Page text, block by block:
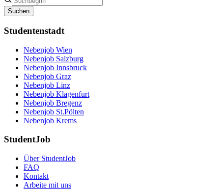
Suchen
Studentenstadt
Nebenjob Wien
Nebenjob Salzburg
Nebenjob Innsbruck
Nebenjob Graz
Nebenjob Linz
Nebenjob Klagenfurt
Nebenjob Bregenz
Nebenjob St.Pölten
Nebenjob Krems
StudentJob
Über StudentJob
FAQ
Kontakt
Arbeite mit uns